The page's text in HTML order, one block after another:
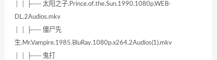
│ │ ├── 太阳之子.Prince.of.the.Sun.1990.1080p.WEB-
DL.2Audios.mkv
│ │ ├── 僵尸先
生.Mr.Vampire.1985.BluRay.1080p.x264.2Audios(1).mkv
│ │ ├── 鬼打